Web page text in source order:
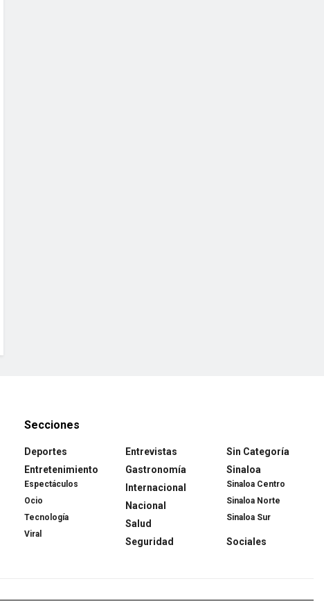
Secciones
Deportes
Entretenimiento
Espectáculos
Ocio
Tecnología
Viral
Entrevistas
Gastronomía
Internacional
Nacional
Salud
Seguridad
Sin Categoría
Sinaloa
Sinaloa Centro
Sinaloa Norte
Sinaloa Sur
Sociales